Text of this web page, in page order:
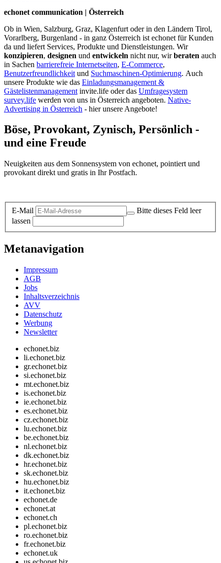
echonet communication | Österreich
Ob in Wien, Salzburg, Graz, Klagenfurt oder in den Ländern Tirol,
Vorarlberg, Burgenland - in ganz Österreich ist echonet für Kunden
da und liefert Services, Produkte und Dienstleistungen. Wir
konzipieren, designen und entwickeln nicht nur, wirberaten auch
in Sachen barrierefreie Internetseiten, E-Commerce,
Benutzerfreundlichkeit und Suchmaschinen-Optimierung. Auch
unsere Produkte wie das Einladungsmanagement &
Gästelistenmanagement invite.life oder das Umfragesystem
survey.life werden von uns in Österreich angeboten. Native-
Advertising in Österreich - hier unsere Angebote!
Böse, Provokant, Zynisch, Persönlich -
und eine Freude
Neuigkeiten aus dem Sonnensystem von echonet, pointiert und
provokant direkt und gratis in Ihr Postfach.
E-Mail
Bitte dieses Feld leer
lassen
Metanavigation
Impressum
AGB
Jobs
Inhaltsverzeichnis
AVV
Datenschutz
Werbung
Newsletter
echonet.biz
li.echonet.biz
gr.echonet.biz
si.echonet.biz
mt.echonet.biz
is.echonet.biz
ie.echonet.biz
es.echonet.biz
cz.echonet.biz
lu.echonet.biz
be.echonet.biz
nl.echonet.biz
dk.echonet.biz
hr.echonet.biz
sk.echonet.biz
hu.echonet.biz
it.echonet.biz
echonet.de
echonet.at
echonet.ch
pl.echonet.biz
ro.echonet.biz
fr.echonet.biz
echonet.uk